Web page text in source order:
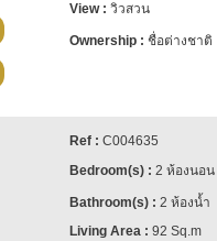
วิวสวน
ชื่อต่างชาติ
C004635
2 ห้องนอน
2 ห้องน้ำ
92 Sq.m